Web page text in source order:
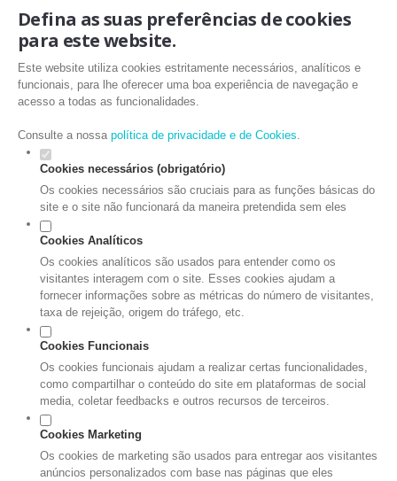
Defina as suas preferências de cookies
para este website.
Este website utiliza cookies estritamente necessários, analíticos e
funcionais, para lhe oferecer uma boa experiência de navegação e
acesso a todas as funcionalidades.
Consulte a nossa política de privacidade e de Cookies.
Cookies necessários (obrigatório)
Os cookies necessários são cruciais para as funções básicas do
site e o site não funcionará da maneira pretendida sem eles
Cookies Analíticos
Os cookies analíticos são usados para entender como os
visitantes interagem com o site. Esses cookies ajudam a
fornecer informações sobre as métricas do número de visitantes,
taxa de rejeição, origem do tráfego, etc.
Cookies Funcionais
Os cookies funcionais ajudam a realizar certas funcionalidades,
como compartilhar o conteúdo do site em plataformas de social
media, coletar feedbacks e outros recursos de terceiros.
Cookies Marketing
Os cookies de marketing são usados para entregar aos visitantes
anúncios personalizados com base nas páginas que eles